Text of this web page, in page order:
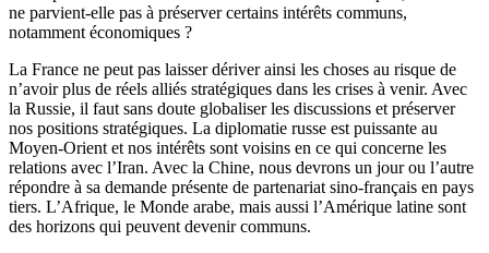
ne parvient-elle pas à préserver certains intérêts communs,
notamment économiques ?
La France ne peut pas laisser dériver ainsi les choses au risque de
n’avoir plus de réels alliés stratégiques dans les crises à venir. Avec
la Russie, il faut sans doute globaliser les discussions et préserver
nos positions stratégiques. La diplomatie russe est puissante au
Moyen-Orient et nos intérêts sont voisins en ce qui concerne les
relations avec l’Iran. Avec la Chine, nous devrons un jour ou l’autre
répondre à sa demande présente de partenariat sino-français en pays
tiers. L’Afrique, le Monde arabe, mais aussi l’Amérique latine sont
des horizons qui peuvent devenir communs.